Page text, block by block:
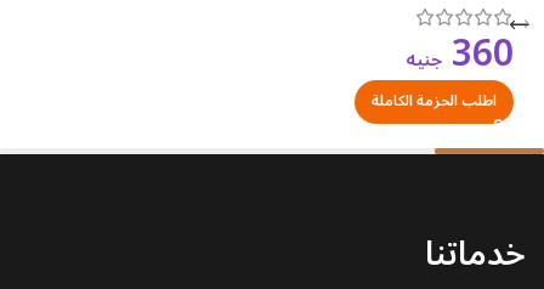
360 جنيه
اطلب الحزمة الكاملة
خدماتنا